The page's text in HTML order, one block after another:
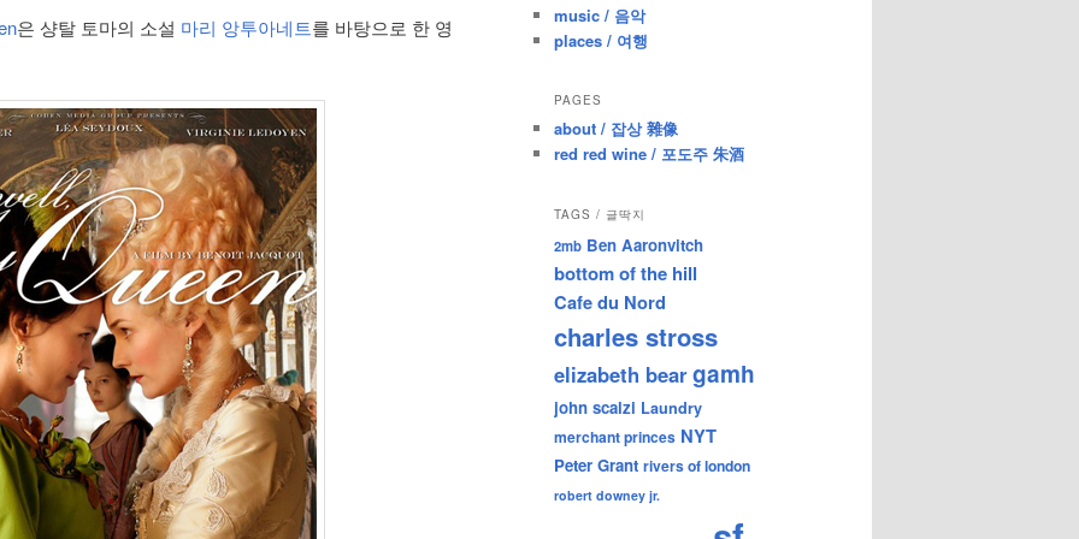
은 샹탈 토마의 소설 마리 앙투아네트를 바탕으로 한 영
music / 음악
places / 여행
PAGES
about / 잡상 雜像
red red wine / 포도주 朱酒
TAGS / 글딱지
2mb Ben Aaronvitch
bottom of the hill
Cafe du Nord
charles stross
elizabeth beargamh
john scalzi Laundry
merchant princes NYT
Peter Grant rivers of london
robert downey jr.